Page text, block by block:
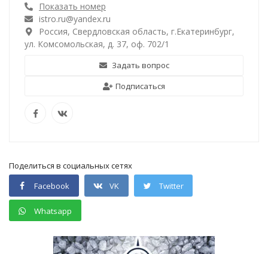
Показать номер
istro.ru@yandex.ru
Россия, Свердловская область, г.Екатеринбург,
ул. Комсомольская, д. 37, оф. 702/1
Задать вопрос
Подписаться
Поделиться в социальных сетях
Facebook
VK Twitter
Whatsapp